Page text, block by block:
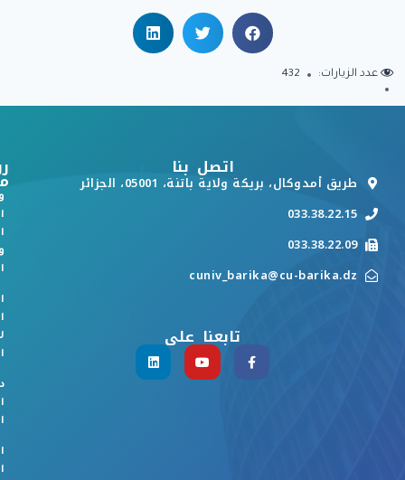
عدد الزيارات: 432
اتصل بنا
طريق أمدوكال، بريكة ولاية باتنة، 05001، الجزائر
033.38.22.15
033.38.22.09
cuniv_barika@cu-barika.dz
تابعنا على